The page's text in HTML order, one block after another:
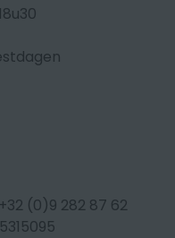
+32 (0)9 282 87 62